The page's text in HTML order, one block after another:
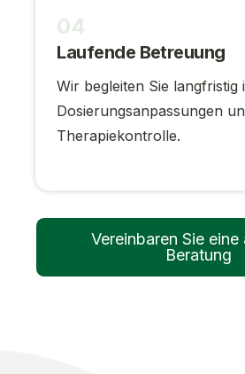
04
Laufende Betreuung
Wir begleiten Sie langfristig
Dosierungsanpassungen
Therapiekontrolle.
Vereinbaren Sie
Beratung